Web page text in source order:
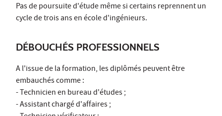
Pas de poursuite d'étude même si certains reprennent un
cycle de trois ans en école d'ingénieurs.
DÉBOUCHÉS PROFESSIONNELS
A l'issue de la formation, les diplômés peuvent être
embauchés comme :
- Technicien en bureau d'études ;
- Assistant chargé d'affaires ;